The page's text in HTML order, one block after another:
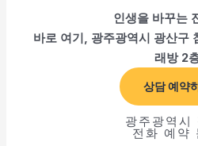
인생을 바꾸는
바로 여기, 광주광역시 광산구
래방 2
상담 예약
광주광역시
전화 예약